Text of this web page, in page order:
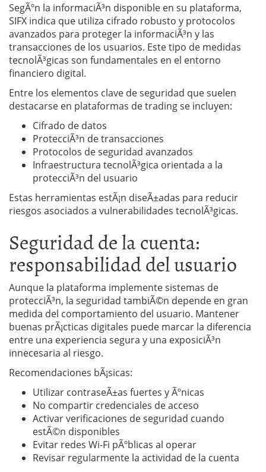
SegÃºn la informaciÃ³n disponible en su plataforma,
SIFX indica que utiliza cifrado robusto y protocolos
avanzados para proteger la informaciÃ³n y las
transacciones de los usuarios. Este tipo de medidas
tecnolÃ³gicas son fundamentales en el entorno
financiero digital.
Entre los elementos clave de seguridad que suelen
destacarse en plataformas de trading se incluyen:
Cifrado de datos
ProtecciÃ³n de transacciones
Protocolos de seguridad avanzados
Infraestructura tecnolÃ³gica orientada a la
protecciÃ³n del usuario
Estas herramientas estÃ¡n diseÃ±adas para reducir
riesgos asociados a vulnerabilidades tecnolÃ³gicas.
Seguridad de la cuenta:
responsabilidad del usuario
Aunque la plataforma implemente sistemas de
protecciÃ³n, la seguridad tambiÃ©n depende en gran
medida del comportamiento del usuario. Mantener
buenas prÃ¡cticas digitales puede marcar la diferencia
entre una experiencia segura y una exposiciÃ³n
innecesaria al riesgo.
Recomendaciones bÃ¡sicas:
Utilizar contraseÃ±as fuertes y Ãºnicas
No compartir credenciales de acceso
Activar verificaciones de seguridad cuando
estÃ©n disponibles
Evitar redes Wi-Fi pÃºblicas al operar
Revisar regularmente la actividad de la cuenta